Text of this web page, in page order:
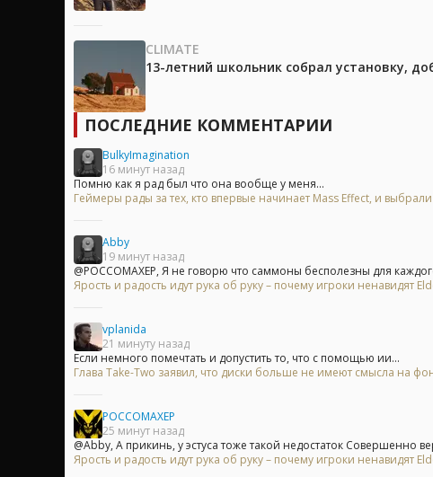
CLIMATE
13-летний школьник собрал установку,
ПОСЛЕДНИЕ КОММЕНТАРИИ
BulkyImagination
16 минут назад
Помню как я рад был что она вообще у меня...
Геймеры рады за тех, кто впервые начинает Mass Effect, и
Abby
19 минут назад
@POCCOMAXEP, Я не говорю что саммоны бесполезны для
Ярость и радость идут рука об руку – почему игроки ненавидят
vplanida
21 минуту назад
Если немного помечтать и допустить то, что с помощью ии...
Глава Take-Two заявил, что диски больше не имеют смысла на
POCCOMAXEP
25 минут назад
@Abby, А прикинь, у эстуса тоже такой недостаток Совершенно
Ярость и радость идут рука об руку – почему игроки ненавидят